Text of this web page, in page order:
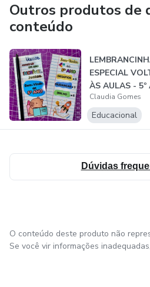
Outros produtos de
conteúdo
ESPECIAL
ÀS AULAS - 5º
Claudia Gomes
Educacional
Dúvidas
O conteúdo deste produto não
Se você vir informações inadequadas,